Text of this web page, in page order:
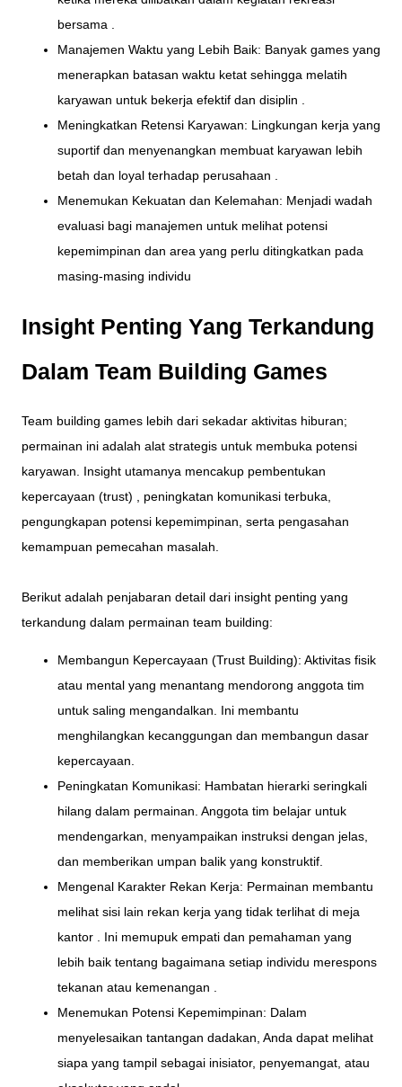
bersama .
Manajemen Waktu yang Lebih Baik: Banyak games yang
menerapkan batasan waktu ketat sehingga melatih
karyawan untuk bekerja efektif dan disiplin .
Meningkatkan Retensi Karyawan: Lingkungan kerja yang
suportif dan menyenangkan membuat karyawan lebih
betah dan loyal terhadap perusahaan .
Menemukan Kekuatan dan Kelemahan: Menjadi wadah
evaluasi bagi manajemen untuk melihat potensi
kepemimpinan dan area yang perlu ditingkatkan pada
masing-masing individu
Insight Penting Yang Terkandung
Dalam Team Building Games
Team building games lebih dari sekadar aktivitas hiburan;
permainan ini adalah alat strategis untuk membuka potensi
karyawan. Insight utamanya mencakup pembentukan
kepercayaan (trust) , peningkatan komunikasi terbuka,
pengungkapan potensi kepemimpinan, serta pengasahan
kemampuan pemecahan masalah.
Berikut adalah penjabaran detail dari insight penting yang
terkandung dalam permainan team building:
Membangun Kepercayaan (Trust Building): Aktivitas fisik
atau mental yang menantang mendorong anggota tim
untuk saling mengandalkan. Ini membantu
menghilangkan kecanggungan dan membangun dasar
kepercayaan.
Peningkatan Komunikasi: Hambatan hierarki seringkali
hilang dalam permainan. Anggota tim belajar untuk
mendengarkan, menyampaikan instruksi dengan jelas,
dan memberikan umpan balik yang konstruktif.
Mengenal Karakter Rekan Kerja: Permainan membantu
melihat sisi lain rekan kerja yang tidak terlihat di meja
kantor . Ini memupuk empati dan pemahaman yang
lebih baik tentang bagaimana setiap individu merespons
tekanan atau kemenangan .
Menemukan Potensi Kepemimpinan: Dalam
menyelesaikan tantangan dadakan, Anda dapat melihat
siapa yang tampil sebagai inisiator, penyemangat, atau